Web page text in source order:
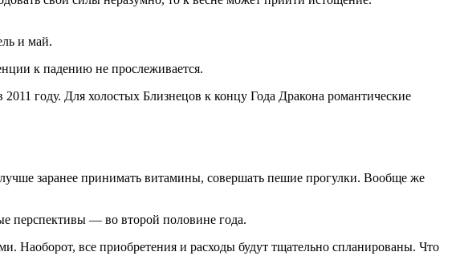
и май.
к падению не прослеживается.
году. Для холостых Близнецов к концу Года Дракона романтические
заранее принимать витамины, совершать пешие прогулки. Вообще же
перспективы — во второй половине года.
Наоборот, все приобретения и расходы будут тщательно спланированы. Что